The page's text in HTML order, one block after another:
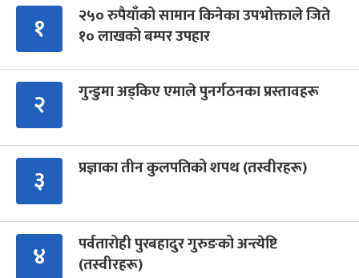
१
२५० रुपैयाँको सामान किनेका उपभोक्ताले जिते
१० लाखको बम्पर उपहार
२ गुन्डुमा अड्किए एमाले पुनर्गठनका प्रस्तावहरू
३ प्रज्ञाका तीन कुलपतिको शपथ (तस्वीरहरू)
४
पर्वतारोही पुरबहादुर गुरुङको अन्त्येष्टि
(तस्वीरहरू)